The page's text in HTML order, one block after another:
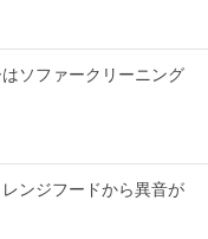
ソファークリーニング
レンジフードから異音が